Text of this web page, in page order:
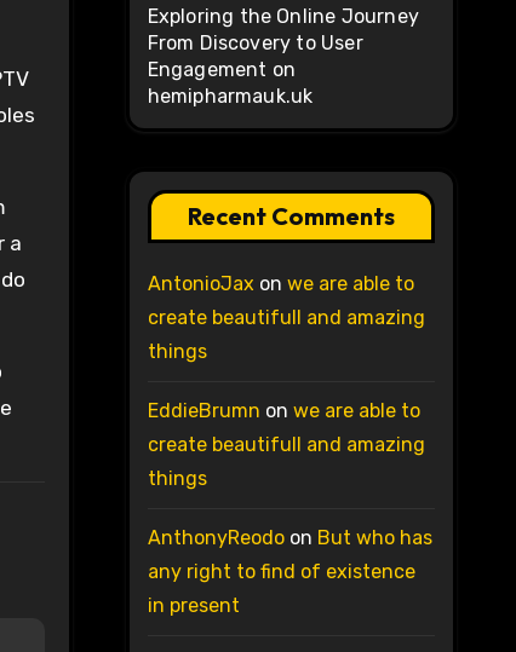
a
Exploring the Online Journey
From Discovery to User
Engagement on
hemipharmauk.uk
Recent Comments
AntonioJax on we are able to
create beautifull and amazing
things
EddieBrumn on we are able to
create beautifull and amazing
things
AnthonyReodoon But who has
any right to find of existence
in present